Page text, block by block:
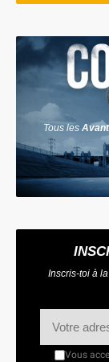
Tous les
Inscris-toi à
Vous